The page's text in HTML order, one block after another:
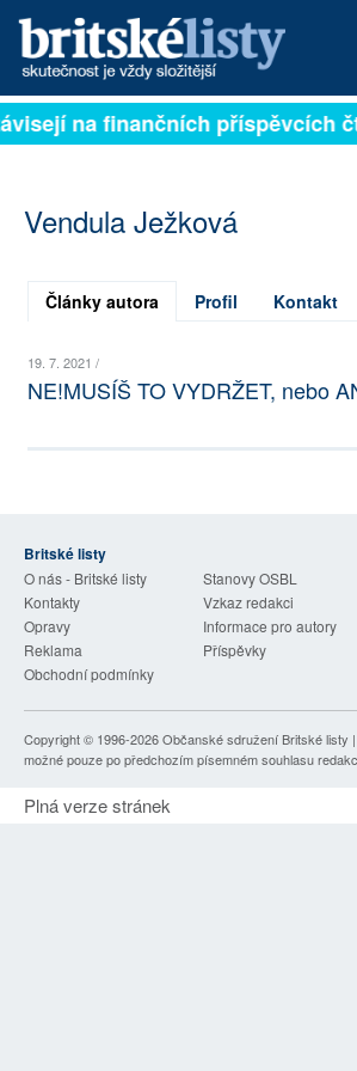
PŘIHLÁSIT
ARCHIV
ROZHOVORY
NEJČTENĚJŠÍ ZA 7 DNÍ
SOCIÁLNÍ SÍTĚ
RUBRIKY
PLNÁ VERZE STRÁNEK
na finančních příspěvcích
Vendula Ježková
Články autora Profil Kontakt
19. 7. 2021 /
NE!MUSÍŠ TO VYDRŽET, nebo
Britské listy
O nás - Britské listy
Stanovy OSBL
Kontakty
Vzkaz redakci
Opravy
Informace pro autory
Reklama
Příspěvky
Obchodní podmínky
Copyright © 1996-2026Občanské sdružení Britské listy
možné pouze po předchozím písemném souhlasu
Plná verze stránek